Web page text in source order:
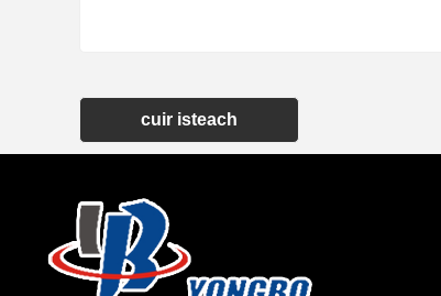
cuir isteach